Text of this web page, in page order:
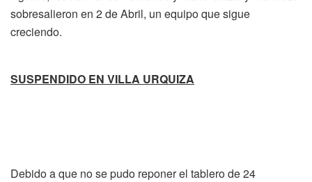
sobresalieron en 2 de Abril, un equipo que sigue
creciendo.
SUSPENDIDO EN VILLA URQUIZA
Debido a que no se pudo reponer el tablero de 24